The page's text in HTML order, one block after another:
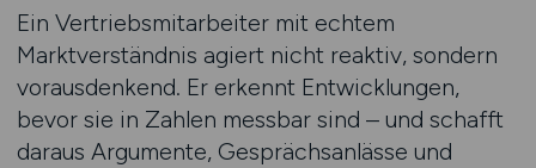
Ein Vertriebsmitarbeiter mit echtem
Marktverständnis agiert nicht reaktiv, sondern
vorausdenkend. Er erkennt Entwicklungen,
bevor sie in Zahlen messbar sind – und schafft
daraus Argumente, Gesprächsanlässe und